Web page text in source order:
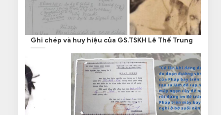
Ghi chép và huy hiệu của GS.TSKH Lê Thế Trung